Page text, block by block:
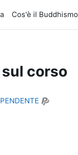
Cos'è il Buddhismo
corso